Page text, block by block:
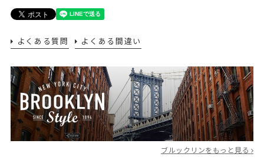
よくある質問 よくある間違い
ブルックリンをもっと見る